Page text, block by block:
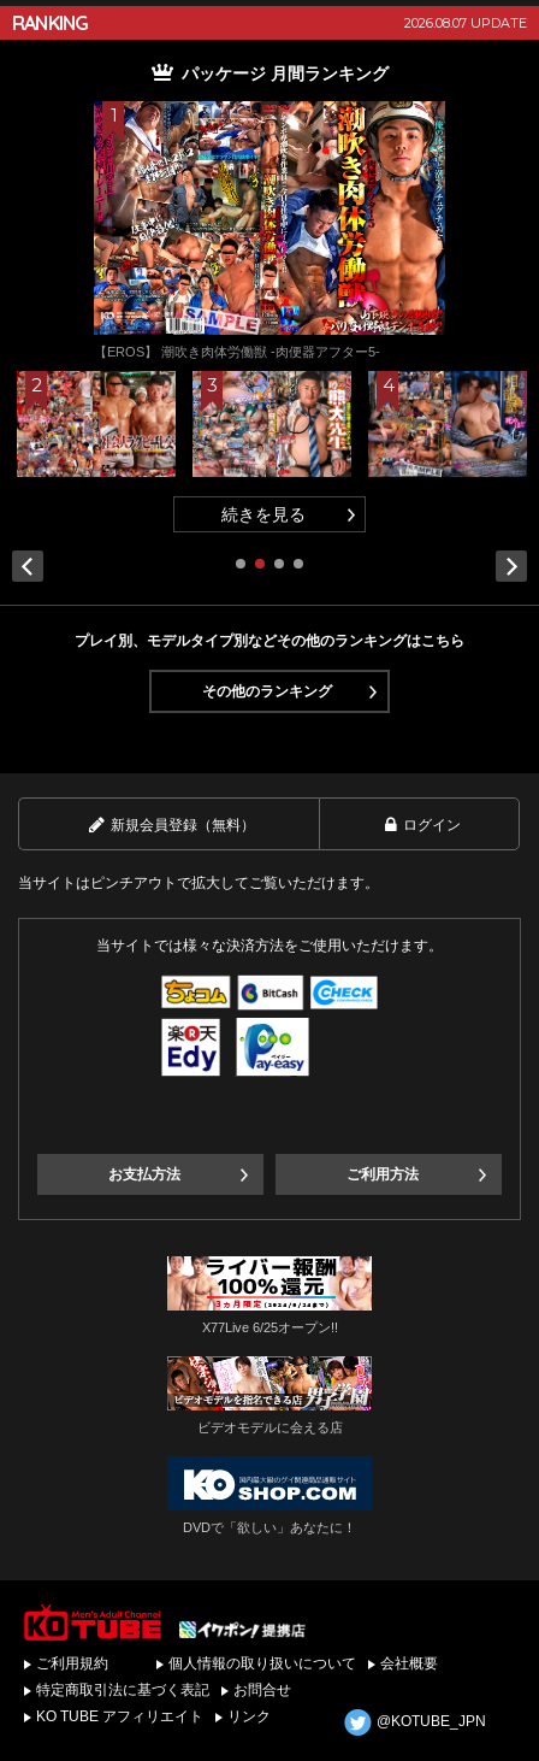
RANKING 2026.08.07 UPDATE
パッケージ 月間ランキング
【EROS】 潮吹き肉体労働獣 -肉便器アフター5-
続きを見る
プレイ別、モデルタイプ別などその他のランキングはこちら
その他のランキング
新規会員登録（無料） ログイン
当サイトはピンチアウトで拡大してご覧いただけます。
当サイトでは様々な決済方法をご使用いただけます。
お支払方法 ご利用方法
X77Live 6/25オープン!!
ビデオモデルに会える店
DVDで「欲しい」あなたに！
単ダウンロード！ゲイ
動画配信サイトKO
TUBEトップページへ
ご利用規約 個人情報の取り扱いについて
会社概要
特定商取引法に基づく表記
お問合せ
KO TUBE アフィリエイト
リンク @KOTUBE_JPN